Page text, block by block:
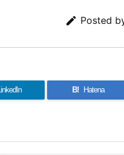
 Posted
LinkedIn B! Hatena